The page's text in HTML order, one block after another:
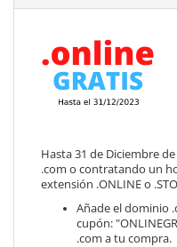
Hasta 31 de Diciembre
.com o contratando un
extensión .ONLINE o
Añade el dominio
cupón:
.com a tu compra.